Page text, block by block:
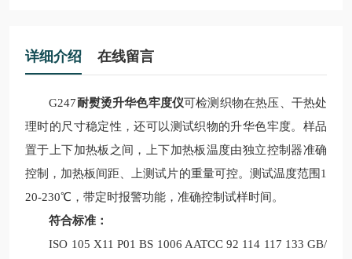
详细介绍 在线留言
G247耐熨烫升华色牢度仪可检测织物在热压、干热处
理时的尺寸稳定性，还可以测试织物的升华色牢度。样品
置于上下加热板之间，上下加热板温度由独立控制器准确
控制，加热板间距、上测试片的重量可控。测试温度范围1
20-230℃，带定时报警功能，准确控制试样时间。
符合标准：
ISO 105 X11 P01 BS 1006 AATCC 92 114 117 133 GB/